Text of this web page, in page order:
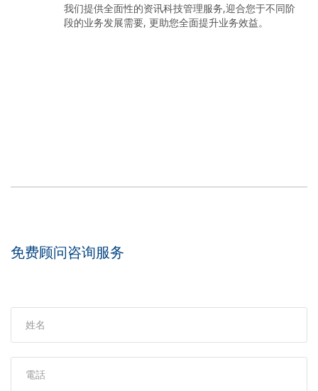
我们提供全面性的资讯科技管理服务,迎合您于不同阶
段的业务发展需要, 更助您全面提升业务效益。
免费顾问咨询服务